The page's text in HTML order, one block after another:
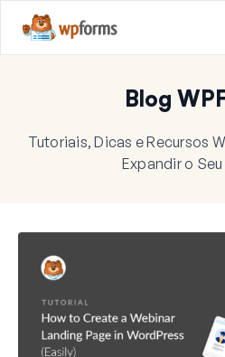
Blog
Tutoriais, Dicas e Recursos
Expandir o